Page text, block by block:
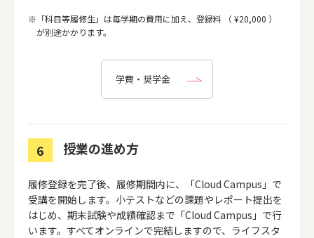
「科目等履修生」は毎学期の費用に加え、登録料 （ ¥20,000 ）
が別途かかります。
学費・奨学金
6 授業の進め方
履修登録を完了後、履修期間内に、「Cloud Campus」で
受講を開始します。小テストなどの課題やレポート提出を
はじめ、期末試験や成績確認まで「Cloud Campus」で行
います。すべてオンラインで完結しますので、ライフスタ